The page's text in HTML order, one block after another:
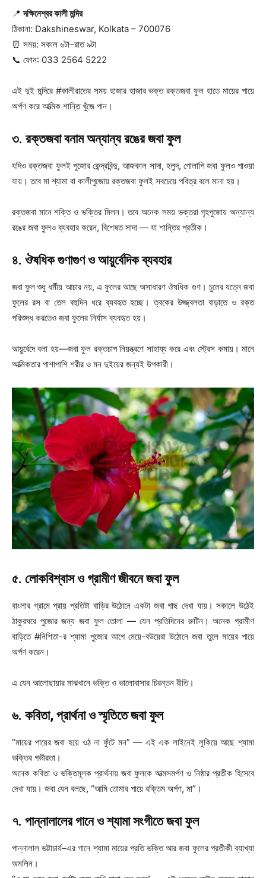
📍দক্ষিনেশ্বর কালী মন্দির
ঠিকানা: Dakshineswar, Kolkata – 700076
⏰ সময়: সকাল ৬টা–রাত ৯টা
📞 ফোন: 033 2564 5222
এই দুই মন্দিরে #কালীরাতের সময় হাজার হাজার ভক্ত রক্তজবা ফুল হাতে মায়ের পায়ে
অর্পণ করে আত্মিক শান্তি খুঁজে পান।
৩. রক্তজবা বনাম অন্যান্য রঙের জবা ফুল
যদিও রক্তজবা ফুলই পুজোর কেন্দ্রবিন্দু, আজকাল সাদা, হলুদ, গোলাপি জবা ফুলও পাওয়া
যায়। তবে মা শ্যামা বা কালীপুজোয় রক্তজবা ফুলই সবচেয়ে পবিত্র বলে মানা হয়।
রক্তজবা মানে শক্তি ও ভক্তির মিলন। তবে অনেক সময় ভক্তরা গৃহপুজোয় অন্যান্য
রঙের জবা ফুলও ব্যবহার করেন, বিশেষত সাদা — যা শান্তির প্রতীক।
৪. ঔষধিক গুণাগুণ ও আয়ুর্বেদিক ব্যবহার
জবা ফুল শুধু ধর্মীয় আচার নয়, এ ফুলের আছে অসাধারণ ঔষধিক গুণ। চুলের যত্নে জবা
ফুলের রস বা তেল বহুদিন ধরে ব্যবহৃত হচ্ছে। ত্বকের উজ্জ্বলতা বাড়াতে ও রক্ত
পরিশুদ্ধ করতেও জবা ফুলের নির্যাস ব্যবহৃত হয়।
আয়ুর্বেদে বলা হয়—জবা ফুল রক্তচাপ নিয়ন্ত্রণে সাহায্য করে এবং স্ট্রেস কমায়। মানে
আত্মিকতার পাশাপাশি শরীর ও মন দুইয়ের জন্যই উপকারী।
৫. লোকবিশ্বাস ও গ্রামীণ জীবনে জবা ফুল
বাংলার গ্রামে প্রায় প্রতিটা বাড়ির উঠোনে একটা জবা গাছ দেখা যায়। সকালে উঠেই
ঠাকুরঘরে পুজোর জন্য জবা ফুল তোলা — যেন প্রতিদিনের রুটিন। অনেক গ্রামীণ
বাড়িতে #নিশিতা-র শ্যামা পুজোর আগে মেয়ে-বউয়েরা উঠোনে জবা তুলে মায়ের পায়ে
অর্পণ করেন।
এ যেন আলোছায়ার মাঝখানে ভক্তি ও ভালোবাসার চিরন্তন রীতি।
৬. কবিতা, প্রার্থনা ও স্মৃতিতে জবা ফুল
“মায়ের পায়ের জবা হয়ে ওঠ না ফুঁটে মন” — এই এক লাইনেই লুকিয়ে আছে শ্যামা
ভক্তির গভীরতা।
অনেক কবিতা ও ভক্তিমূলক প্রার্থনায় জবা ফুলকে আত্মসমর্পণ ও নিষ্ঠার প্রতীক হিসেবে
দেখা যায়। জবা যেন বলছে, “আমি তোমার পায়ে রক্তিম অর্পণ, মা”।
৭. পান্নালালের গানে ও শ্যামা সংগীতে জবা ফুল
পান্নালাল ভট্টাচার্য–এর গানে শ্যামা মায়ের প্রতি ভক্তি আর জবা ফুলের প্রতীকী ব্যাখ্যা
অমলিন।